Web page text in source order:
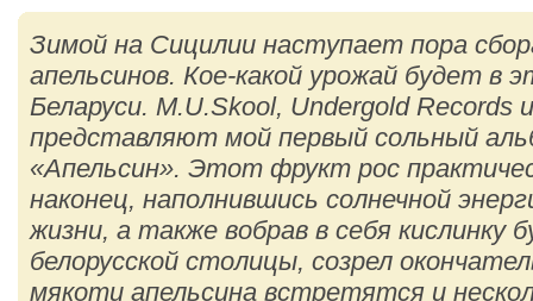
Зимой на Сицилии наступает пора
апельсинов. Кое-какой урожай будет в
Беларуси. M.U.Skool, Undergold Records
представляют мой первый сольный
«Апельсин». Этот фрукт рос
наконец, наполнившись солнечной
жизни, а также вобрав в себя кислинку
белорусской столицы, созрел
мякоти апельсина встретятся и